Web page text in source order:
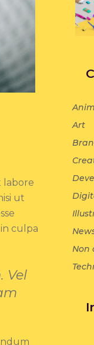
labore
ut
culpa
Vel
Art
Non